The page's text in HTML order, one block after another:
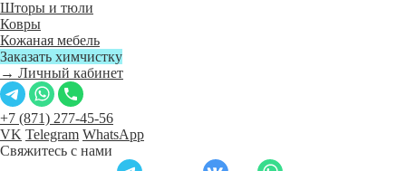
Шторы и тюли
Ковры
Кожаная мебель
Заказать химчистку
→ Личный кабинет
+7 (871) 277-45-56
VK Telegram WhatsApp
Свяжитесь с нами